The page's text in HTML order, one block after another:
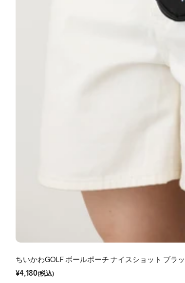
ちいかわGOLF ボールポーチ ナイスショット ブラ
セ
ー
ル
価
格
¥4,180(税込)